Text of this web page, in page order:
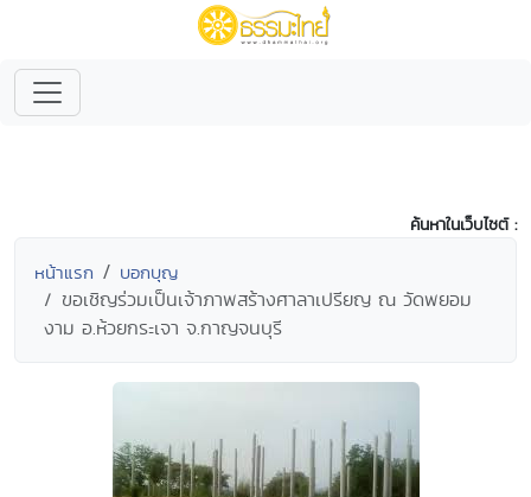
ค้นหาในเว็บไซต์ :
หน้าแรก บอกบุญ
ขอเชิญร่วมเป็นเจ้าภาพสร้างศาลาเปรียญ ณ วัดพยอม
งาม อ.ห้วยกระเจา จ.กาญจนบุรี